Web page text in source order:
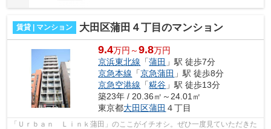
賃貸 | マンション 大田区蒲田４丁目のマンション
9.4万円～9.8万円
京浜東北線 「蒲田 」駅 徒歩7分
京急本線 「京急蒲田 」駅 徒歩8分
京急空港線 「糀谷 」駅 徒歩13分
築23年 / 20.36㎡～24.01㎡
東京都大田区蒲田 ４丁目
「Ｕｒｂａｎ Ｌｉｎｋ蒲田」のここがイチオシ。ぜひ一度見ていただきた